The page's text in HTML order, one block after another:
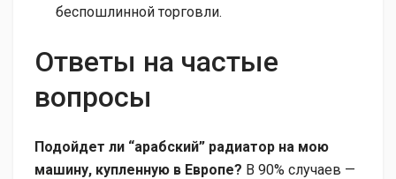
беспошлинной торговли.
Ответы на частые
вопросы
Подойдет ли “арабский” радиатор на мою
машину, купленную в Европе? В 90% случаев —